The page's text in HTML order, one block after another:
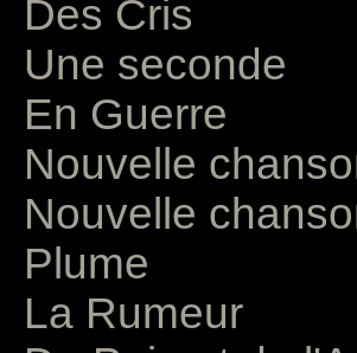
Des Cris
Une seconde
En Guerre
Nouvelle
Nouvelle
Plume
La Rumeur